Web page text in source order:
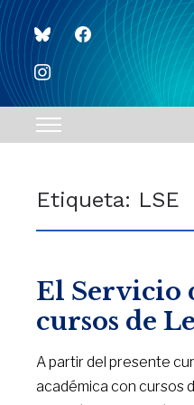
blueskyfacebook
instagram
Toggle
navigation
Etiqueta: LSE
El Servicio
cursos de
A partir del presente
académica con cursos